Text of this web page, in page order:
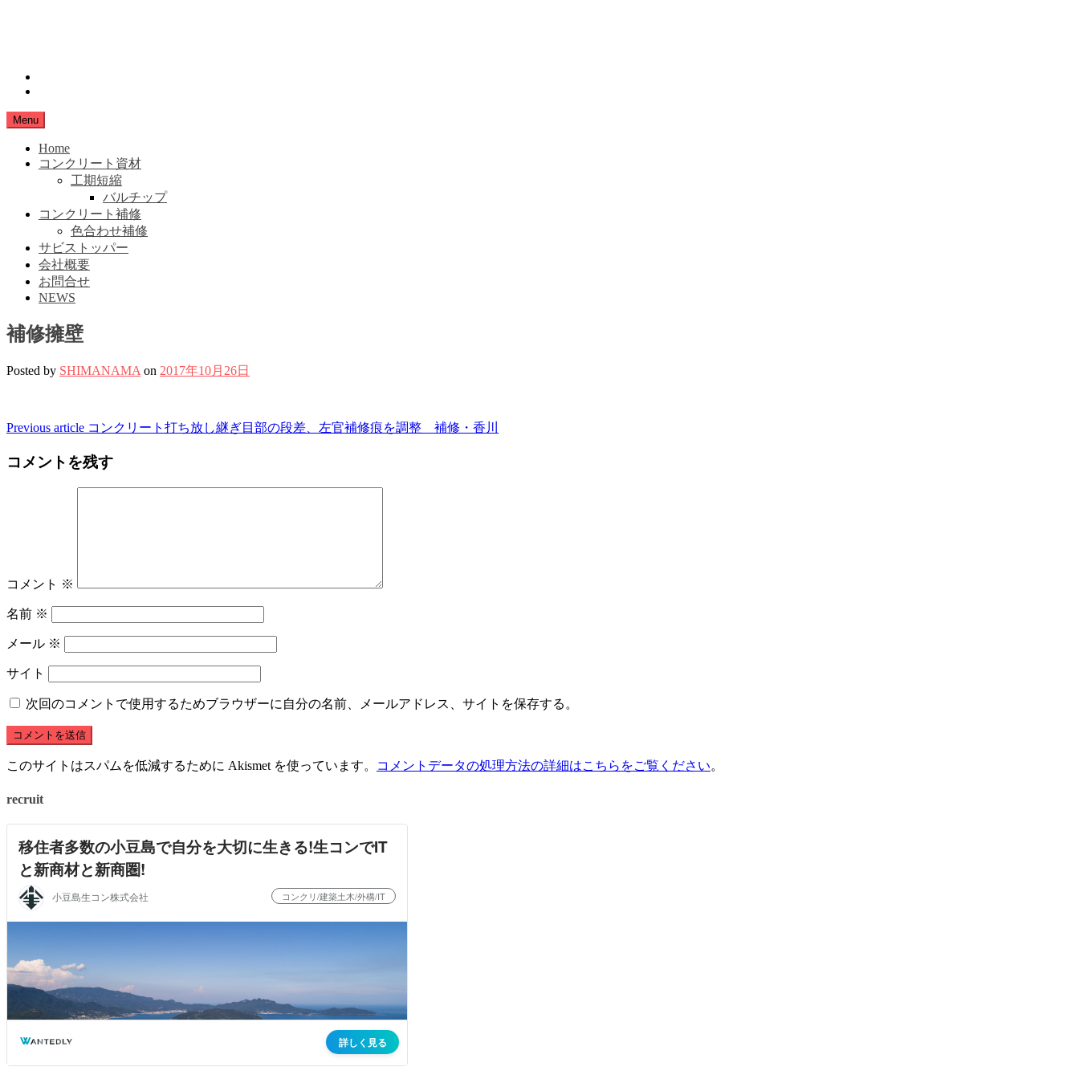
Menu
Home
コンクリート資材
工期短縮
バルチップ
コンクリート補修
色合わせ補修
サビストッパー
会社概要
お問合せ
NEWS
補修擁壁
Posted by SHIMANAMA on 2017年10月26日
Continue
Reading
Previous article コンクリート打ち放し継ぎ目部の段差、左官補修痕を調整 補修・香川
コメントを残す
コメント ※
名前 ※
メール ※
サイト
次回のコメントで使用するためブラウザーに自分の名前、メールアドレス、サイトを保存する。
このサイトはスパムを低減するために Akismet を使っています。 コメントデータの処理方法の詳細はこちらをご覧ください。
recruit